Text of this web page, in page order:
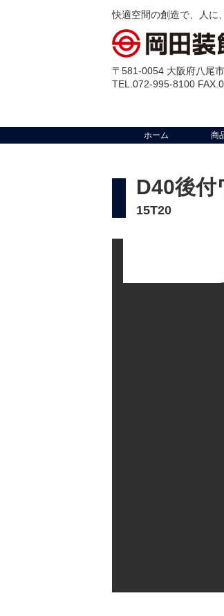
快適空間の創造で、人に
〒581-0054 大阪府八尾
TEL.072-995-8100
ホーム 商
D40後
15T20